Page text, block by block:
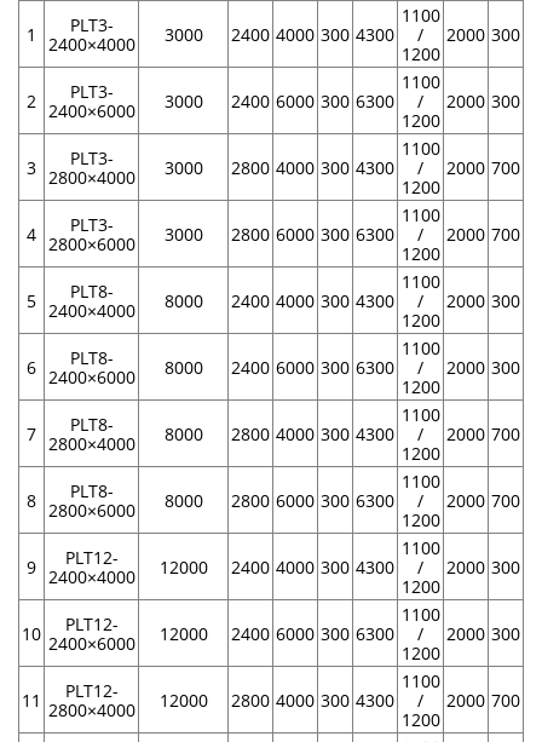
1
PLT3-
2400×4000
3000 2400 4000 300 4300
1100
/
1200
2000 300
2
PLT3-
2400×6000
3000 2400 6000 300 6300
1100
/
1200
2000 300
3
PLT3-
2800×4000
3000 2800 4000 300 4300
1100
/
1200
2000 700
4
PLT3-
2800×6000
3000 2800 6000 300 6300
1100
/
1200
2000 700
5
PLT8-
2400×4000
8000 2400 4000 300 4300
1100
/
1200
2000 300
6
PLT8-
2400×6000
8000 2400 6000 300 6300
1100
/
1200
2000 300
7
PLT8-
2800×4000
8000 2800 4000 300 4300
1100
/
1200
2000 700
8
PLT8-
2800×6000
8000 2800 6000 300 6300
1100
/
1200
2000 700
9
PLT12-
2400×4000
12000 2400 4000 300 4300
1100
/
1200
2000 300
10
PLT12-
2400×6000
12000 2400 6000 300 6300
1100
/
1200
2000 300
11
PLT12-
2800×4000
12000 2800 4000 300 4300
1100
/
1200
2000 700